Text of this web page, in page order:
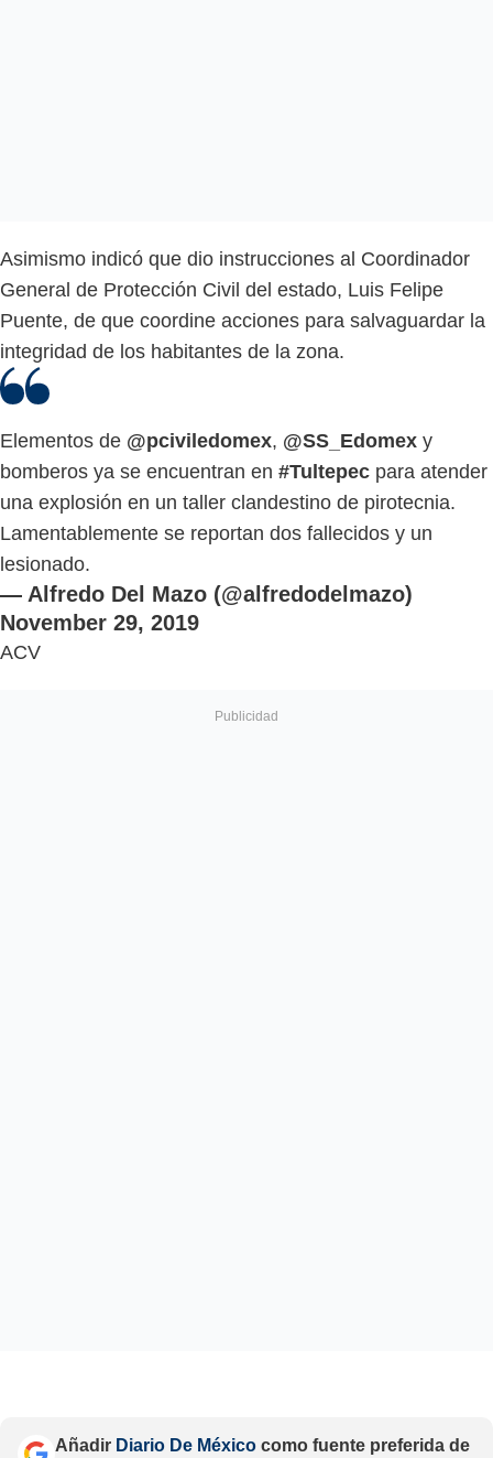
Asimismo indicó que dio instrucciones al Coordinador
General de Protección Civil del estado, Luis Felipe
Puente, de que coordine acciones para salvaguardar la
integridad de los habitantes de la zona.
Elementos de @pciviledomex, @SS_Edomex y
bomberos ya se encuentran en #Tultepec para atender
una explosión en un taller clandestino de pirotecnia.
Lamentablemente se reportan dos fallecidos y un
lesionado.
— Alfredo Del Mazo (@alfredodelmazo)
November 29, 2019
ACV
Añadir Diario De México como fuente preferida de